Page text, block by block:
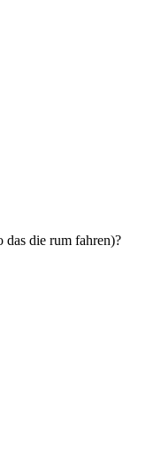
das die rum fahren)?